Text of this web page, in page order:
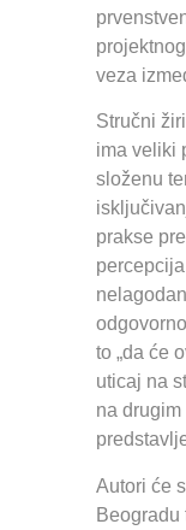
veza
Stručni
ima veliki
složenu
prakse
to „da će
uticaj na
na
Autori će
Beogradu